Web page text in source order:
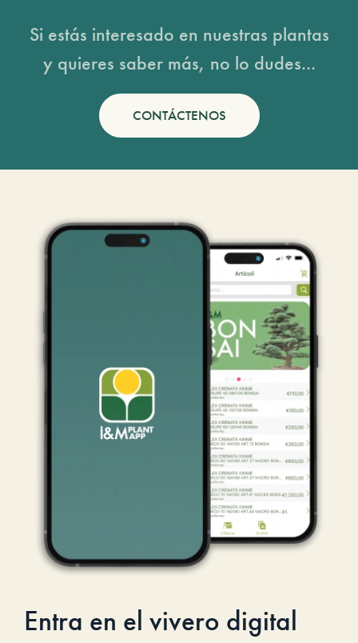
Si estás interesado en nuestras plantas
y quieres saber más, no lo dudes...
CONTÁCTENOS
Entra en el vivero digital